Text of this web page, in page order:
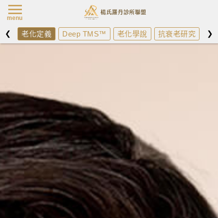
❮ 老化定義 Deep TMS™ 老化學說 抗衰老研究 抗
❯
menu